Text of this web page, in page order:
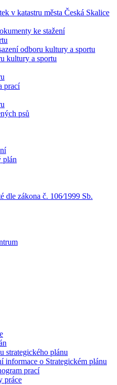
v katastru města Česká Skalice
ke stažení
odboru kultury a sportu
kultury a sportu
prací
psů
plán
dle zákona č. 106⁄1999 Sb.
strategického plánu
informace o Strategickém plánu
prací
práce